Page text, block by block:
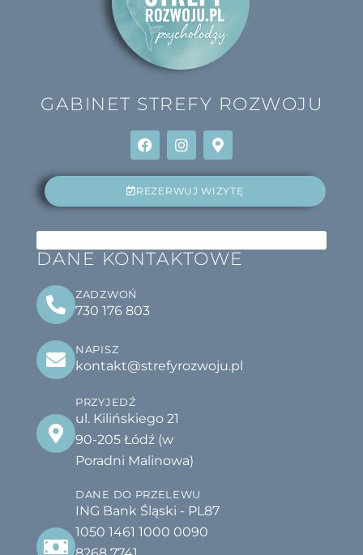
GABINET STREFY ROZWOJU
REZERWUJ WIZYTĘ
DANE KONTAKTOWE
ZADZWOŃ
730 176 803
NAPISZ
kontakt@strefyrozwoju.pl
PRZYJEDŹ
ul. Kilińskiego 21
90-205 Łódź (w
Poradni Malinowa)
DANE DO PRZELEWU
ING Bank Śląski - PL87
1050 1461 1000 0090